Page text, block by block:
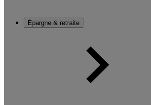
Épargne & retraite